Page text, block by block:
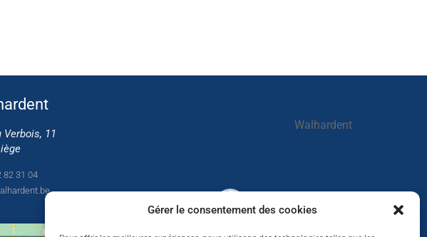
Gérer le consentement des cookies
Verbois, 11
82 31 04
Walhardent
3 days ago
LES BÂTISSEURS DE LIÈGE